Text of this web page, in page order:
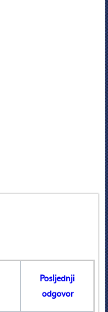
Posljednji
odgovor